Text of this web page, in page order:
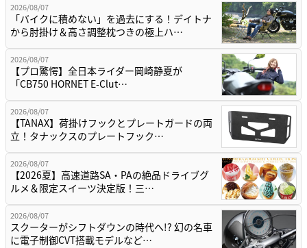
2026/08/07
「バイクに積めない」を過去にする！デイトナ
から肘掛け＆高さ調整枕つきの極上ハ…
2026/08/07
【プロ驚愕】全日本ライダー岡崎静夏が
「CB750 HORNET E-Clut…
2026/08/07
【TANAX】荷掛けフックとプレートガードの両
立！タナックスのプレートフック…
2026/08/07
【2026夏】高速道路SA・PAの絶品ドライブグ
ルメ＆限定スイーツ決定版！三…
2026/08/07
スクーターがシフトダウンの時代へ!? 幻の名車
に電子制御CVT搭載モデルなど…